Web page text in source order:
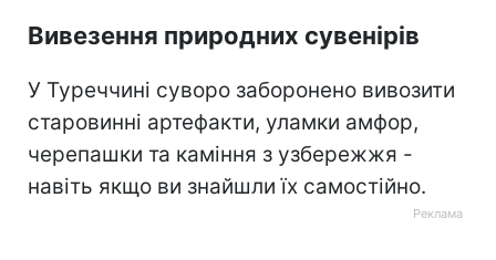
Вивезення природних сувенірів
У Туреччині суворо заборонено вивозити
старовинні артефакти, уламки амфор,
черепашки та каміння з узбережжя -
навіть якщо ви знайшли їх самостійно.